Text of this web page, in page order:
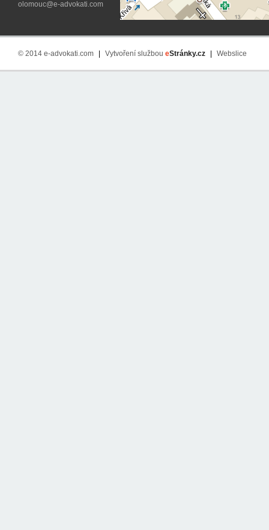
olomouc@e-advokati.com
© 2014 e-advokati.com Vytvoření službou eStránky.cz Webslice